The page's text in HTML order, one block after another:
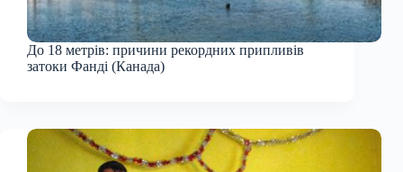
До 18 метрів: причини рекордних припливів
затоки Фанді (Канада)